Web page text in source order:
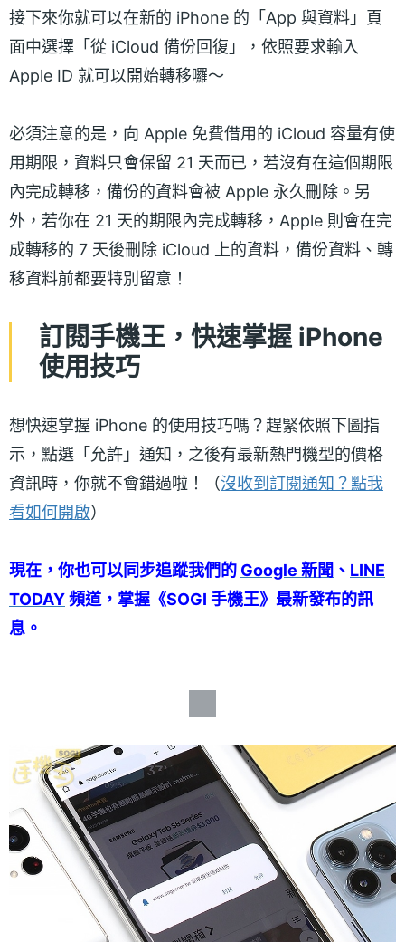
接下來你就可以在新的 iPhone 的「App 與資料」頁
面中選擇「從 iCloud 備份回復」，依照要求輸入
Apple ID 就可以開始轉移囉～
必須注意的是，向 Apple 免費借用的 iCloud 容量有使
用期限，資料只會保留 21 天而已，若沒有在這個期限
內完成轉移，備份的資料會被 Apple 永久刪除。另
外，若你在 21 天的期限內完成轉移，Apple 則會在完
成轉移的 7 天後刪除 iCloud 上的資料，備份資料、轉
移資料前都要特別留意！
訂閱手機王，快速掌握 iPhone
使用技巧
想快速掌握 iPhone 的使用技巧嗎？趕緊依照下圖指
示，點選「允許」通知，之後有最新熱門機型的價格
資訊時，你就不會錯過啦！（沒收到訂閱通知？點我
看如何開啟）
現在，你也可以同步追蹤我們的 Google 新聞 、 LINE
TODAY頻道，掌握《SOGI 手機王》最新發布的訊
息。